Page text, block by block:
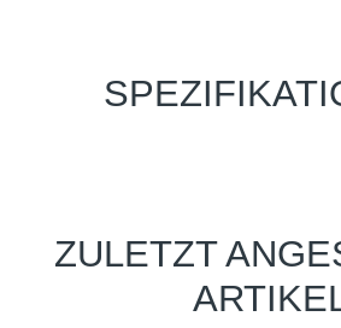
ZULETZT